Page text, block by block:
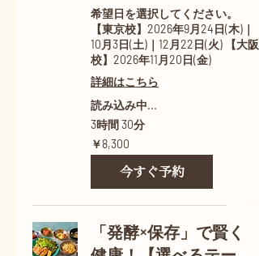
希望日を選択してください。
【東京校】2026年9月24日(木)｜
10月3日(土)｜12月22日(火) 【大阪
校】2026年11月20日(金)
詳細はこちら
読み込み中...
3時間 30分
8,300
円
￥8,300
今すぐ予約
「発酵×保存」で賢く